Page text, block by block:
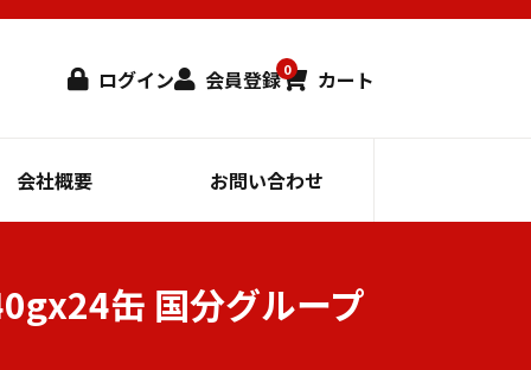
ログイン 会員登録0 カート
会社概要 お問い合わせ
缶 国分グループ